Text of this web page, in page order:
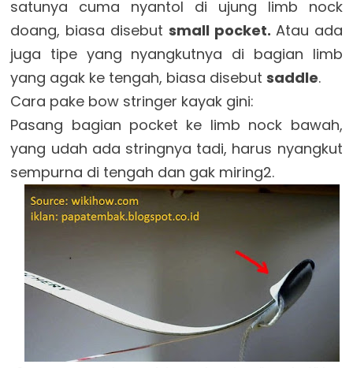
satunya cuma nyantol di ujung limb nock
doang, biasa disebut small pocket. Atau ada
juga tipe yang nyangkutnya di bagian limb
yang agak ke tengah, biasa disebutsaddle.
Cara pake bow stringer kayak gini:
Pasang bagian pocket ke limb nock bawah,
yang udah ada stringnya tadi, harus nyangkut
sempurna di tengah dan gak miring2.